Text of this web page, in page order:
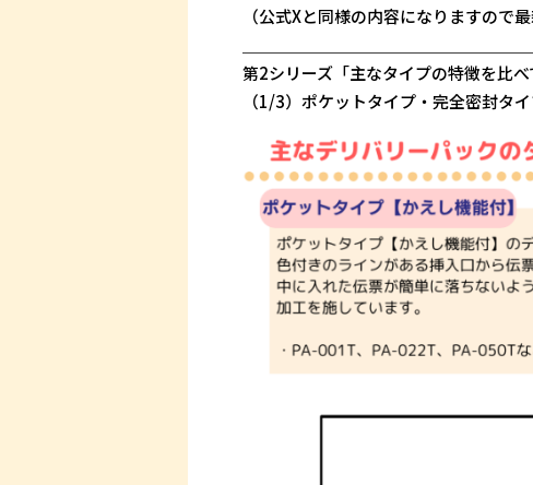
（公式Xと同様の内容になりますので
第2シリーズ「主なタイプの特徴を比べ
（1/3）ポケットタイプ・完全密封タ